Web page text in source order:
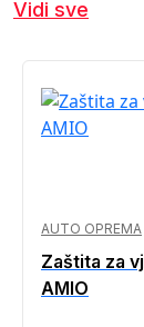
Vidi sve
AUTO OPREMA
Zaštita za
AMIO